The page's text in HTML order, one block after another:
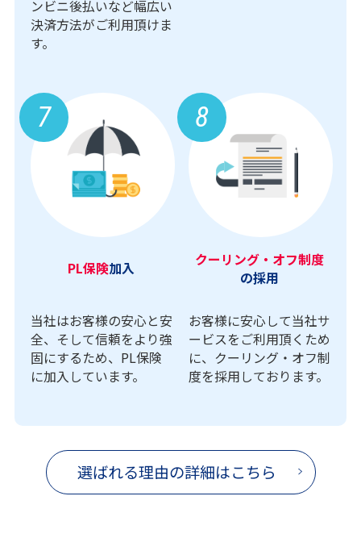
ンビニ後払いなど幅広い
決済方法がご利用頂けま
す。
7
PL保険加入
当社はお客様の安心と安
全、そして信頼をより強
固にするため、PL保険
に加入しています。
8
クーリング・オフ制度
の採用
お客様に安心して当社サ
ービスをご利用頂くため
に、クーリング・オフ制
度を採用しております。
選ばれる理由の詳細はこちら